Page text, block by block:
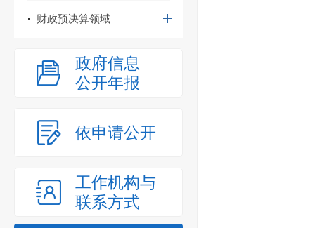
财政预决算领域
政府信息
公开年报
依申请公开
工作机构与
联系方式